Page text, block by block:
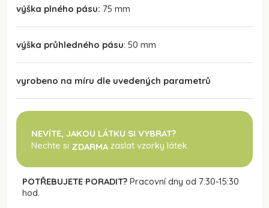
výška plného pásu: 75 mm
výška průhledného pásu: 50 mm
vyrobeno na míru dle uvedených parametrů
NEVÍTE, JAKOU LÁTKU SI VYBRAT?
Nechte si ZDARMA zaslat vzorky látek.
POTŘEBUJETE PORADIT? Pracovní dny od 7:30-15:30
hod.